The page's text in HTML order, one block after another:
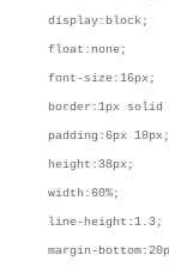
display:block;
float:none;
font-size:16px;
border:1px solid
padding:6px 10px;
height:38px;
width:60%;
line-height:1.3;
margin-